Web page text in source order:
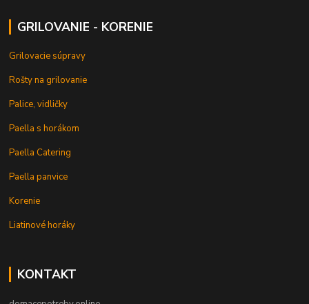
GRILOVANIE - KORENIE
Grilovacie súpravy
Rošty na grilovanie
Palice, vidličky
Paella s horákom
Paella Catering
Paella panvice
Korenie
Liatinové horáky
KONTAKT